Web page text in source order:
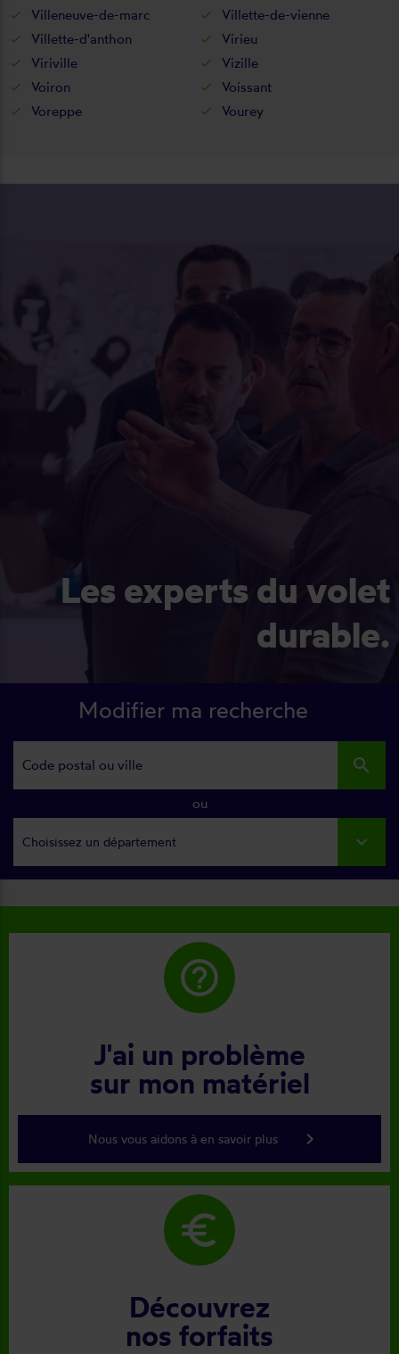
Villeneuve-de-marc
Villette-de-vienne
Villette-d'anthon
Virieu
Viriville
Vizille
Voiron
Voissant
Voreppe
Vourey
Les experts du volet
durable.
Modifier ma recherche
search
ou
Choisissez un département
help_outline
J'ai un problème
sur mon matériel
Nous vous aidons à en savoir plus keyboard_arrow_right
euro
Découvrez
nos forfaits